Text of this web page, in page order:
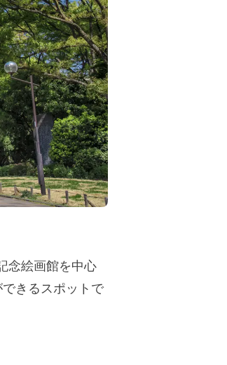
念絵画館を中心
きるスポットで